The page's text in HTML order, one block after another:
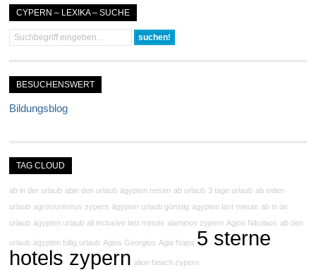
CYPERN – LEXIKA – SUCHE
BESUCHENSWERT
Bildungsblog
TAG CLOUD
ab in der urlaub abin den urlaub ägypten reisen ab urlaub 3 tage urlaub ab inden
urlaub agrotourismus zypern ägypten urlaub günstig ägypten last minute ab in de
urlaub ägypten urlaub all inclusive last minute alaminos zypern Agios Nikolaos ab den
urlaub ägypten billig urlaub Agios Georgios Agia Napa 5 sterne
hotels zypern alion beach zypern